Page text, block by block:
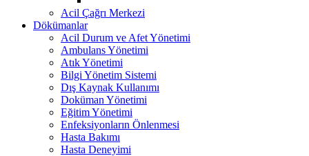
Acil Çağrı Merkezi
Dökümanlar
Acil Durum ve Afet Yönetimi
Ambulans Yönetimi
Atık Yönetimi
Bilgi Yönetim Sistemi
Dış Kaynak Kullanımı
Doküman Yönetimi
Eğitim Yönetimi
Enfeksiyonların Önlenmesi
Hasta Bakımı
Hasta Deneyimi